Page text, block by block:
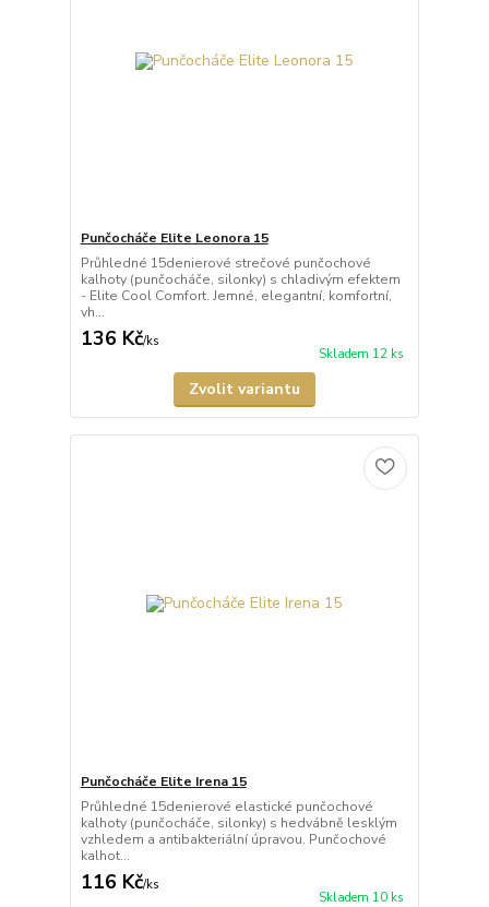
Punčocháče Elite Leonora 15
Průhledné 15denierové strečové punčochové
kalhoty (punčocháče, silonky) s chladivým efektem
- Elite Cool Comfort. Jemné, elegantní, komfortní,
vh...
136 Kč/ks
Skladem 12 ks
Zvolit variantu
Punčocháče Elite Irena 15
Průhledné 15denierové elastické punčochové
kalhoty (punčocháče, silonky) s hedvábně lesklým
vzhledem a antibakteriální úpravou. Punčochové
kalhot...
116 Kč/ks
Skladem 10 ks